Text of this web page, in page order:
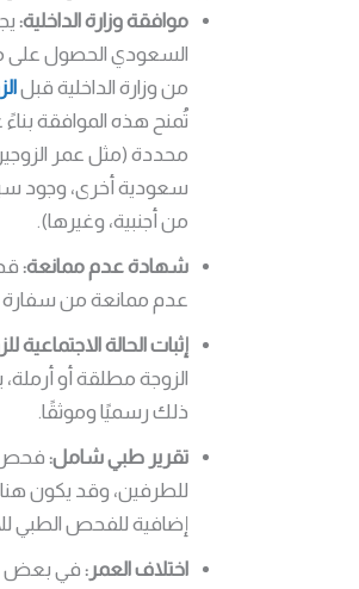
موافقة وزارة الداخلية:
السعودي الحصول
من وزارة الداخلية قبل
تُمنح هذه الموافقة
محددة (مثل عمر
سعودية أخرى، وجود
من أجنبية، وغيرها).
شهادة عدم ممانعة:
عدم ممانعة من سفارة
إثبات الحالة الاجتماعية
الزوجة مطلقة أو
ذلك رسميًا وموثقًا.
تقرير طبي شامل:فحص
للطرفين، وقد يكون
إضافية للفحص الطبي
اختلاف العمر:في بعض